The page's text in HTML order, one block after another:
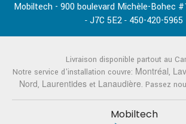
Mobiltech - 900 boulevard Michèle-Bohec
- J7C 5E2 - 450-420-5965
Livraison disponible partout au
Notre service d'installation couvre: Montréal,
Nord, Laurentideset Lanaudière. Passez
Mobiltech